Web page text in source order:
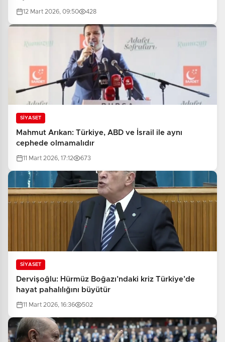
12 Mart 2026, 09:50 428
SİYASET
Mahmut Arıkan: Türkiye, ABD ve İsrail ile aynı
cephede olmamalıdır
11 Mart 2026, 17:12 673
SİYASET
Dervişoğlu: Hürmüz Boğazı’ndaki kriz Türkiye’de
hayat pahalılığını büyütür
11 Mart 2026, 16:36 502